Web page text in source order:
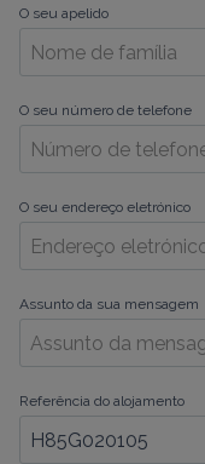
O seu apelido
O seu número de telefone
O seu endereço eletrónico
Assunto da sua mensagem
Referência do alojamento